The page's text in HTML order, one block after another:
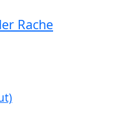
Rache